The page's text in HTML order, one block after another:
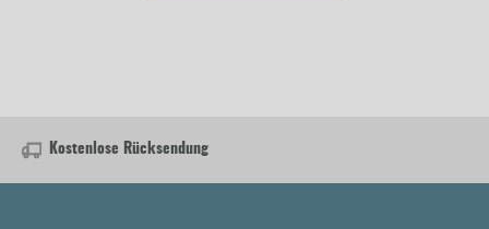
Kostenlose Rücksendung